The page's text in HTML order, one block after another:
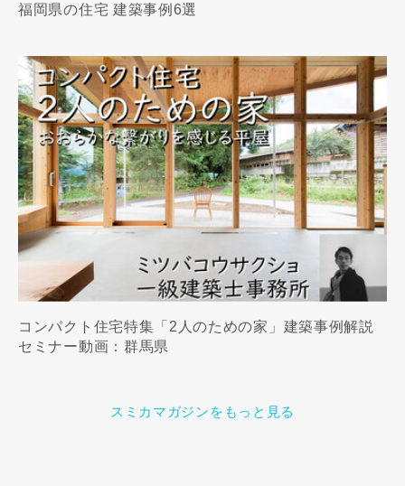
福岡県の住宅 建築事例6選
コンパクト住宅特集「2人のための家」建築事例解説
セミナー動画：群馬県
スミカマガジンをもっと見る